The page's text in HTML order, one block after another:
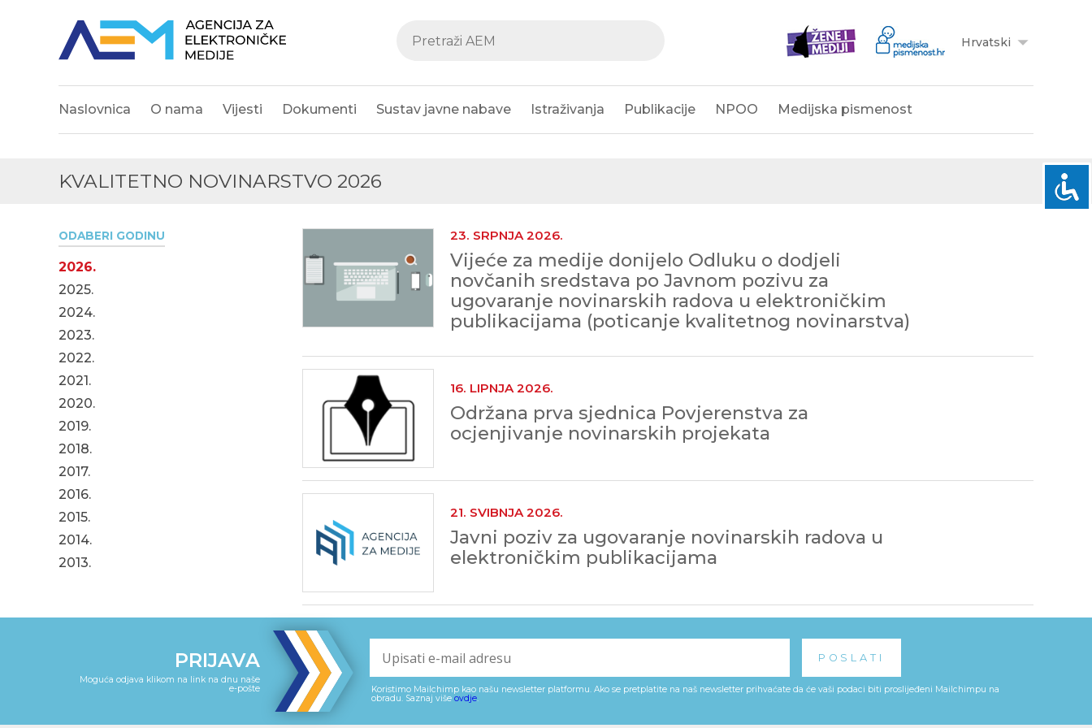
Hrvatski
Naslovnica O nama Vijesti Dokumenti Sustav javne nabave Istraživanja Publikacije NPOO Medijska pismenost
KVALITETNO NOVINARSTVO 2026
ODABERI GODINU
2026.
2025.
2024.
2023.
2022.
2021.
2020.
2019.
2018.
2017.
2016.
2015.
2014.
2013.
23. SRPNJA 2026.
Vijeće za medije donijelo Odluku o dodjeli
novčanih sredstava po Javnom pozivu za
ugovaranje novinarskih radova u elektroničkim
publikacijama (poticanje kvalitetnog novinarstva)
16. LIPNJA 2026.
Održana prva sjednica Povjerenstva za
ocjenjivanje novinarskih projekata
21. SVIBNJA 2026.
Javni poziv za ugovaranje novinarskih radova u
elektroničkim publikacijama
PRIJAVA
Moguća odjava klikom na link na dnu naše
e-pošte
Koristimo Mailchimp kao našu newsletter platformu. Ako se pretplatite na naš newsletter prihvaćate da će vaši podaci biti proslijeđeni Mailchimpu na
obradu. Saznaj više ovdje.